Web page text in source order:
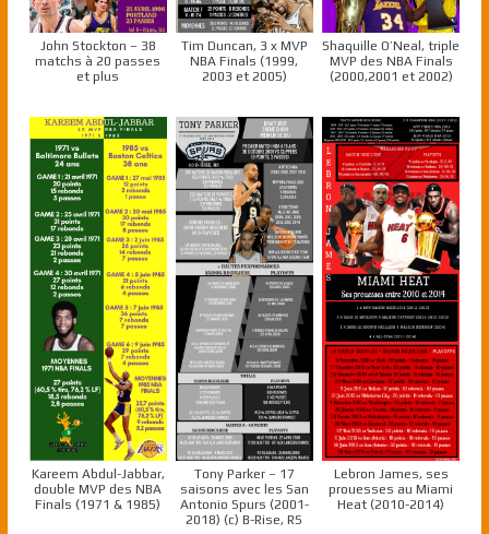
John Stockton – 38
matchs à 20 passes
et plus
Tim Duncan, 3 x MVP
NBA Finals (1999,
2003 et 2005)
Shaquille O’Neal, triple
MVP des NBA Finals
(2000,2001 et 2002)
Kareem Abdul-Jabbar,
double MVP des NBA
Finals (1971 & 1985)
Tony Parker – 17
saisons avec les San
Antonio Spurs (2001-
2018) (c) B-Rise, RS
Lebron James, ses
prouesses au Miami
Heat (2010-2014)